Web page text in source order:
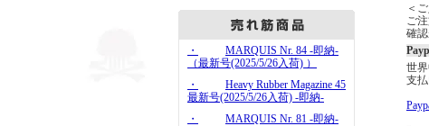
・
MARQUIS Nr. 84 -即納-
（最新号(2025/5/26入荷) ）
・
Heavy Rubber Magazine 45
最新号(2025/5/26入荷) -即納-
・
MARQUIS Nr. 81 -即納-
＜
ご
確
世
支払